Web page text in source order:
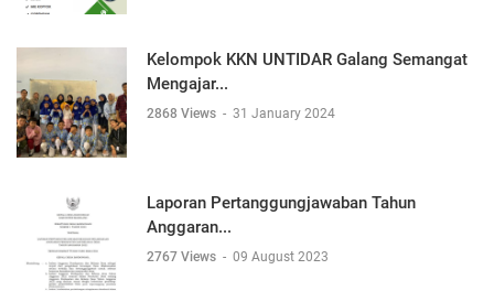
Kelompok KKN UNTIDAR Galang Semangat
Mengajar...
2868 Views - 31 January 2024
Laporan Pertanggungjawaban Tahun
Anggaran...
2767 Views - 09 August 2023